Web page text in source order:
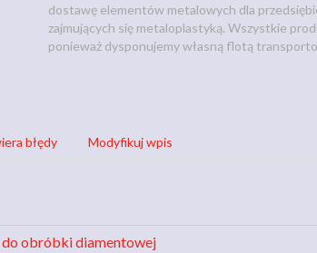
dostawę elementów metalowych dla
zajmujących się metaloplastyką. Wszystkie
ponieważ dysponujemy własną flotą
błędy Modyfikuj wpis
do obróbki diamentowej